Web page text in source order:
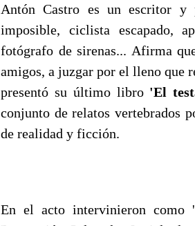
Antón Castro es un escritor y
imposible, ciclista escapado,
fotógrafo de sirenas... Afirma
amigos, a juzgar por el lleno que
presentó su último libro 'El
conjunto de relatos vertebrados
de realidad y ficción.
En el acto intervinieron como